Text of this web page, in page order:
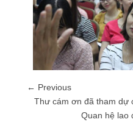
← Previous
Thư cám ơn đã tham dự
Quan hệ lao